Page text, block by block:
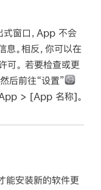
窗口，App 不会
。相反，你可以在
可。 若要检查或更
然后前往“设置”
App > [App 名称]。
能安装新的软件更